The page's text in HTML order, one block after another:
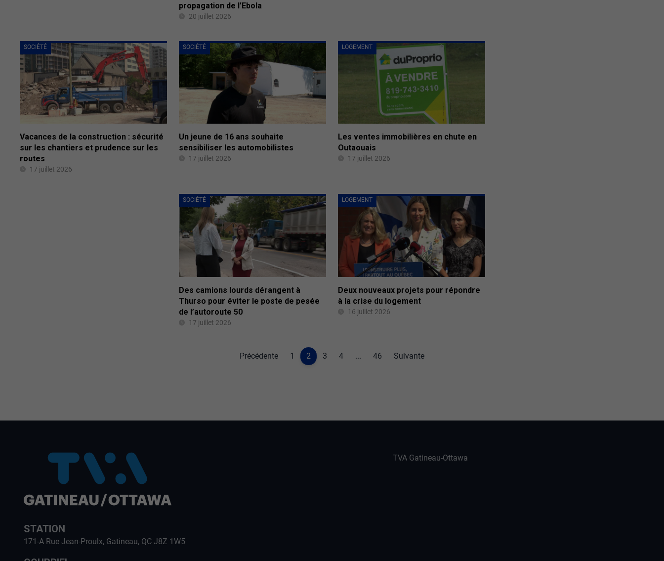
propagation de l’Ebola
20 juillet 2026
SOCIÉTÉ
Vacances de la construction : sécurité
sur les chantiers et prudence sur les
routes
17 juillet 2026
SOCIÉTÉ
Un jeune de 16 ans souhaite
sensibiliser les automobilistes
17 juillet 2026
LOGEMENT
Les ventes immobilières en chute en
Outaouais
17 juillet 2026
SOCIÉTÉ
Des camions lourds dérangent à
Thurso pour éviter le poste de pesée
de l’autoroute 50
17 juillet 2026
LOGEMENT
Deux nouveaux projets pour répondre
à la crise du logement
16 juillet 2026
Précédente 1 2 3 4 ... 46 Suivante
STATION
171-A Rue Jean-Proulx, Gatineau, QC J8Z 1W5
TVA Gatineau-Ottawa